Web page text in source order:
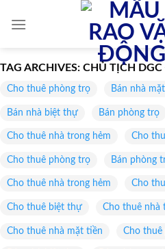
TAG ARCHIVES: CHỦ TỊCH
Cho thuê phòng trọ Bán nhà
Bán nhà biệt thự Bán phòng trọ
Cho thuê nhà trong hẻm Cho
Cho thuê phòng trọ Bán phòng
Cho thuê nhà trong hẻm Cho
Cho thuê biệt thự Cho thuê nhà
Cho thuê nhà mặt tiền Cho